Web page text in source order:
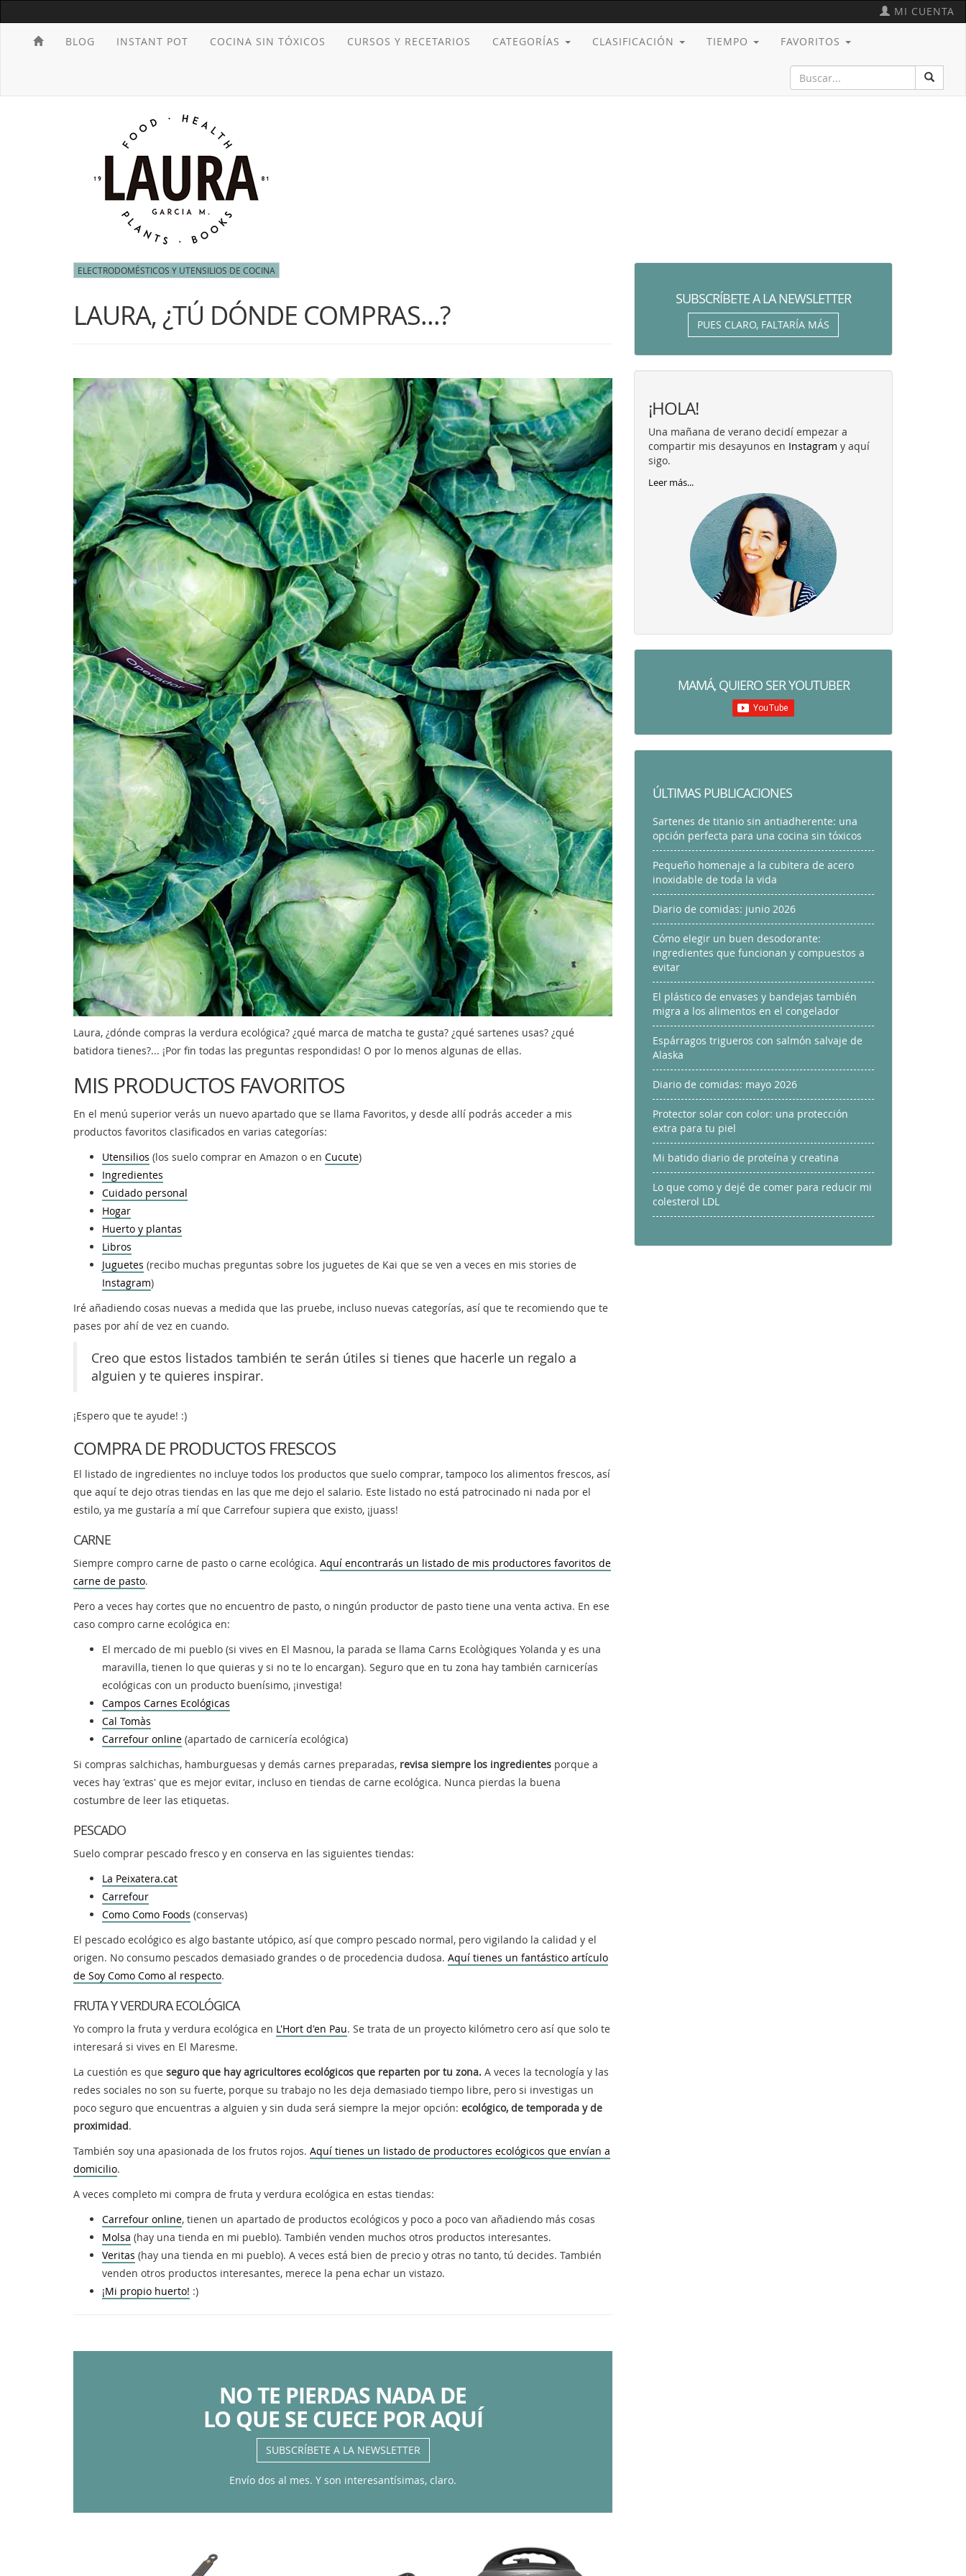
MI CUENTA
BLOG INSTANT POT COCINA SIN TÓXICOS CURSOS Y RECETARIOS CATEGORÍAS CLASIFICACIÓN TIEMPO FAVORITOS
ELECTRODOMÉSTICOS Y UTENSILIOS DE COCINA
LAURA, ¿TÚ DÓNDE COMPRAS...?
Laura, ¿dónde compras la verdura ecológica? ¿qué marca de matcha te gusta? ¿qué sartenes usas? ¿qué
batidora tienes?... ¡Por fin todas las preguntas respondidas! O por lo menos algunas de ellas.
MIS PRODUCTOS FAVORITOS
En el menú superior verás un nuevo apartado que se llama Favoritos, y desde allí podrás acceder a mis
productos favoritos clasificados en varias categorías:
Utensilios (los suelo comprar en Amazon o en Cucute)
Ingredientes
Cuidado personal
Hogar
Huerto y plantas
Libros
Juguetes (recibo muchas preguntas sobre los juguetes de Kai que se ven a veces en mis stories de
Instagram)
Iré añadiendo cosas nuevas a medida que las pruebe, incluso nuevas categorías, así que te recomiendo que te
pases por ahí de vez en cuando.
Creo que estos listados también te serán útiles si tienes que hacerle un regalo a
alguien y te quieres inspirar.
¡Espero que te ayude! :)
COMPRA DE PRODUCTOS FRESCOS
El listado de ingredientes no incluye todos los productos que suelo comprar, tampoco los alimentos frescos, así
que aquí te dejo otras tiendas en las que me dejo el salario. Este listado no está patrocinado ni nada por el
estilo, ya me gustaría a mí que Carrefour supiera que existo, ¡juass!
CARNE
Siempre compro carne de pasto o carne ecológica. Aquí encontrarás un listado de mis productores favoritos de
carne de pasto.
Pero a veces hay cortes que no encuentro de pasto, o ningún productor de pasto tiene una venta activa. En ese
caso compro carne ecológica en:
El mercado de mi pueblo (si vives en El Masnou, la parada se llama Carns Ecològiques Yolanda y es una
maravilla, tienen lo que quieras y si no te lo encargan). Seguro que en tu zona hay también carnicerías
ecológicas con un producto buenísimo, ¡investiga!
Campos Carnes Ecológicas
Cal Tomàs
Carrefour online (apartado de carnicería ecológica)
Si compras salchichas, hamburguesas y demás carnes preparadas, revisa siempre los ingredientes porque a
veces hay 'extras' que es mejor evitar, incluso en tiendas de carne ecológica. Nunca pierdas la buena
costumbre de leer las etiquetas.
PESCADO
Suelo comprar pescado fresco y en conserva en las siguientes tiendas:
La Peixatera.cat
Carrefour
Como Como Foods (conservas)
El pescado ecológico es algo bastante utópico, así que compro pescado normal, pero vigilando la calidad y el
origen. No consumo pescados demasiado grandes o de procedencia dudosa. Aquí tienes un fantástico artículo
de Soy Como Como al respecto.
FRUTA Y VERDURA ECOLÓGICA
Yo compro la fruta y verdura ecológica en L'Hort d'en Pau. Se trata de un proyecto kilómetro cero así que solo te
interesará si vives en El Maresme.
La cuestión es que seguro que hay agricultores ecológicos que reparten por tu zona. A veces la tecnología y las
redes sociales no son su fuerte, porque su trabajo no les deja demasiado tiempo libre, pero si investigas un
poco seguro que encuentras a alguien y sin duda será siempre la mejor opción: ecológico, de temporada y de
proximidad.
También soy una apasionada de los frutos rojos. Aquí tienes un listado de productores ecológicos que envían a
domicilio.
A veces completo mi compra de fruta y verdura ecológica en estas tiendas:
Carrefour online, tienen un apartado de productos ecológicos y poco a poco van añadiendo más cosas
Molsa (hay una tienda en mi pueblo). También venden muchos otros productos interesantes.
Veritas (hay una tienda en mi pueblo). A veces está bien de precio y otras no tanto, tú decides. También
venden otros productos interesantes, merece la pena echar un vistazo.
¡Mi propio huerto! :)
NO TE PIERDAS NADA DE
LO QUE SE CUECE POR AQUÍ
SUBSCRÍBETE A LA NEWSLETTER
Envío dos al mes. Y son interesantísimas, claro.
SUBSCRÍBETE A LA NEWSLETTER
PUES CLARO, FALTARÍA MÁS
¡HOLA!
Una mañana de verano decidí empezar a
compartir mis desayunos en Instagram y aquí
sigo.
Leer más...
MAMÁ, QUIERO SER YOUTUBER
ÚLTIMAS PUBLICACIONES
Sartenes de titanio sin antiadherente: una
opción perfecta para una cocina sin tóxicos
Pequeño homenaje a la cubitera de acero
inoxidable de toda la vida
Diario de comidas: junio 2026
Cómo elegir un buen desodorante:
ingredientes que funcionan y compuestos a
evitar
El plástico de envases y bandejas también
migra a los alimentos en el congelador
Espárragos trigueros con salmón salvaje de
Alaska
Diario de comidas: mayo 2026
Protector solar con color: una protección
extra para tu piel
Mi batido diario de proteína y creatina
Lo que como y dejé de comer para reducir mi
colesterol LDL